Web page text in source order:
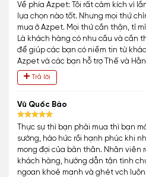
Về phía Azpet: Tôi rất cảm kích vì
lựa chọn nào tốt. Nhưng mọi thứ
mua ở Azpet. Mọi thứ cần thận, tỉ
Là khách hàng có nhu cầu và cần
để giúp các bạn có niềm tin từ
Azpet và các bạn hỗ trợ Thế và
Trả lời
Vũ Quốc Bảo
Thực sự thì bạn phải mua thì bạn
sướng, háo hức rồi hạnh phúc khi
mong đợi của bản thân. Nhân viên
khách hàng, hướng dẫn tận tình
ngoan khoẻ mạnh và ghét vch luôn.